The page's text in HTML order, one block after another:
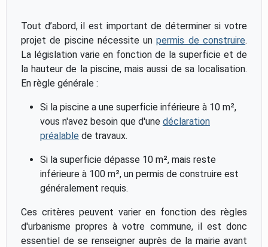
Tout d’abord, il est important de déterminer si votre
projet de piscine nécessite unpermis de construire.
La législation varie en fonction de la superficie et de
la hauteur de la piscine, mais aussi de sa localisation.
En règle générale :
Si la piscine a une superficie inférieure à 10 m²,
vous n'avez besoin que d'une déclaration
préalable de travaux.
Si la superficie dépasse 10 m², mais reste
inférieure à 100 m², un permis de construire est
généralement requis.
Ces critères peuvent varier en fonction des règles
d'urbanisme propres à votre commune, il est donc
essentiel de se renseigner auprès de la mairie avant